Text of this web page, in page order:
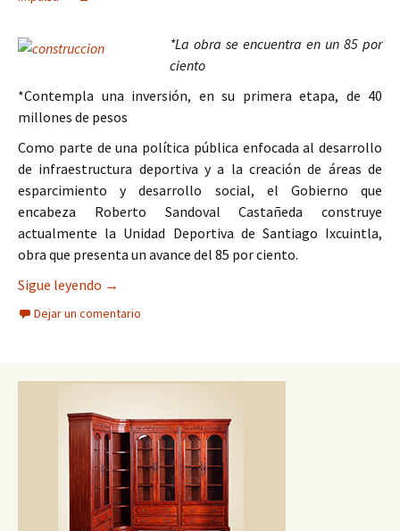
*La obra se encuentra en un 85 por
ciento
*Contempla una inversión, en su primera etapa, de 40
millones de pesos
Como parte de una política pública enfocada al desarrollo
de infraestructura deportiva y a la creación de áreas de
esparcimiento y desarrollo social, el Gobierno que
encabeza Roberto Sandoval Castañeda construye
actualmente la Unidad Deportiva de Santiago Ixcuintla,
obra que presenta un avance del 85 por ciento.
Sigue leyendo Gobierno impulsa construcción de
→
Dejar un comentario